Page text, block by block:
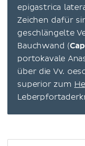
epigastrica
Zeichen dafür
geschlängelte
Bauchwand (
portokavale
über die Vv.
superior zum